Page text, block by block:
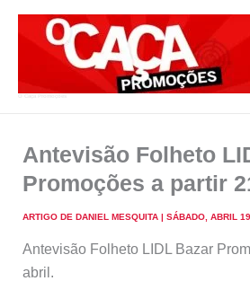
Antevisão Folheto
Promoções a partir
ARTIGO DE DANIEL MESQUITA | SÁBADO, ABRIL
Antevisão Folheto LIDL Bazar
abril.